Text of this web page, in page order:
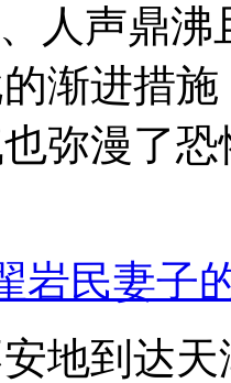
人声鼎
渐进措
弥漫了
岩民妻子
地到达